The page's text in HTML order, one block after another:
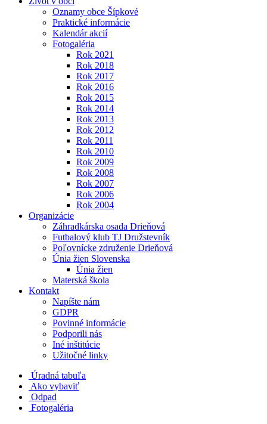
Oznamy obce Šípkové
Praktické informácie
Kalendár akcií
Fotogaléria
Rok 2021
Rok 2018
Rok 2017
Rok 2016
Rok 2015
Rok 2014
Rok 2013
Rok 2012
Rok 2011
Rok 2010
Rok 2009
Rok 2008
Rok 2007
Rok 2006
Rok 2004
Organizácie
Záhradkárska osada Drieňová
Futbalový klub TJ Družstevník
Poľovnícke združenie Drieňová
Únia žien Slovenska
Únia žien
Materská škola
Kontakt
Napíšte nám
GDPR
Povinné informácie
Podporili nás
Iné inštitúcie
Užitočné linky
Úradná tabuľa
Ako vybaviť
Odpad
Fotogaléria